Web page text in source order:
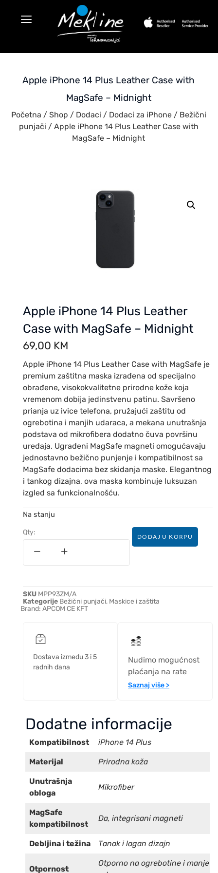
Apple iPhone 14 Plus Leather Case with
MagSafe – Midnight
Početna / Shop / Dodaci / Dodaci za iPhone/ Bežični
punjači / Apple iPhone 14 Plus Leather Case with
MagSafe – Midnight
Apple iPhone 14 Plus Leather
Case with MagSafe – Midnight
69,00 KM
Apple iPhone 14 Plus Leather Case with MagSafe je
premium zaštitna maska izrađena od specijalno
obrađene, visokokvalitetne prirodne kože koja
vremenom dobija jedinstvenu patinu. Savršeno
prianja uz ivice telefona, pružajući zaštitu od
ogrebotina i manjih udaraca, a mekana unutrašnja
podstava od mikrofibera dodatno čuva površinu
uređaja. Ugrađeni MagSafe magneti omogućavaju
jednostavno bežično punjenje i kompatibilnost sa
MagSafe dodacima bez skidanja maske. Elegantnog
i tankog dizajna, ova maska kombinuje luksuzan
izgled sa funkcionalnošću.
Na stanju
Qty:
DODAJ U KORPU
SKU MPP93ZM/A
Kategorije Bežični punjači, Maskice i zaštita
Brand: APCOM CE KFT
Dostava između 3 i 5
radnih dana
Nudimo mogućnost
plaćanja na rate
Saznaj više >
Dodatne informacije
Kompatibilnost iPhone 14 Plus
Materijal Prirodna koža
Unutrašnja
obloga
Mikrofiber
MagSafe
kompatibilnost
Da, integrisani magneti
Debljina i težina Tanak i lagan dizajn
Otpornost
Otporno na ogrebotine i manje